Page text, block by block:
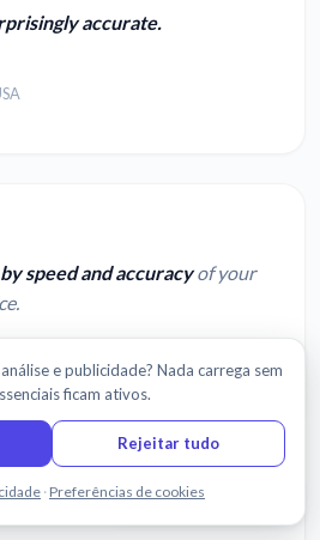
accurate.
speed and accuracyof your
Fale connosco
e publicidade? Nada carrega sem
ficam ativos.
Rejeitar tudo
· Preferências de cookies